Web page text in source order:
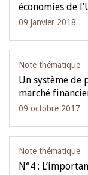
économies de
09 janvier 2018
Note thématique
Un système de
marché
09 octobre 2017
Note thématique
N°4 :